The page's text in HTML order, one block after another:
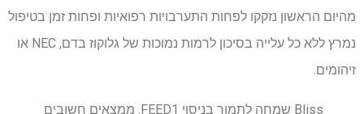
מהיום הראשון נזקקו לפחות התערבויות רפואיות ופחות זמן בטיפול
נמרץ ללא כל עלייה בסיכון לרמות נמוכות של גלוקוז בדם, NEC או
זיהומים.
Bliss שמחה לתמוך בניסוי FEED1. ממצאים חשובים